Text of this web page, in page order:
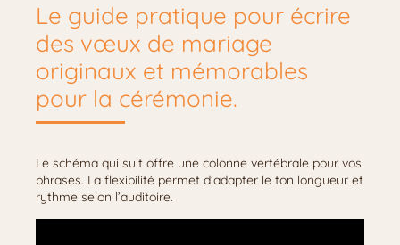
Le guide pratique pour écrire
des vœux de mariage
originaux et mémorables
pour la cérémonie.
Le schéma qui suit offre une colonne vertébrale pour vos
phrases. La flexibilité permet d’adapter le ton longueur et
rythme selon l’auditoire.